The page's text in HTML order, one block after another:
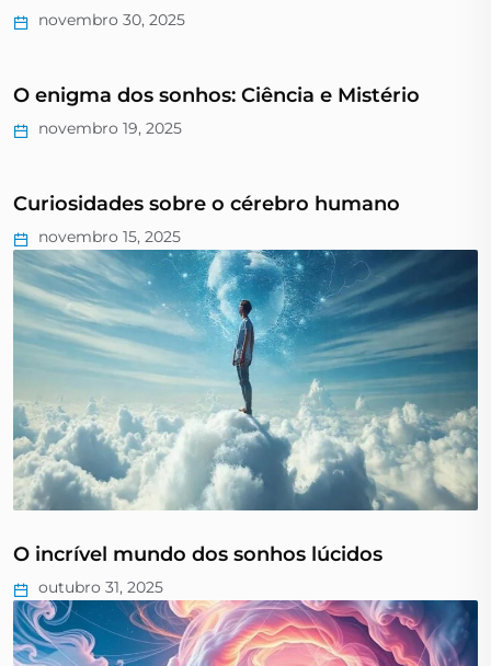
novembro 30, 2025
O enigma dos sonhos: Ciência e Mistério
novembro 19, 2025
Curiosidades sobre o cérebro humano
novembro 15, 2025
O incrível mundo dos sonhos lúcidos
outubro 31, 2025